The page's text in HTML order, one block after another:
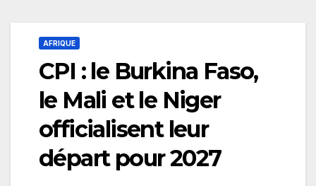
AFRIQUE
CPI : le Burkina Faso,
le Mali et le Niger
officialisent leur
départ pour 2027